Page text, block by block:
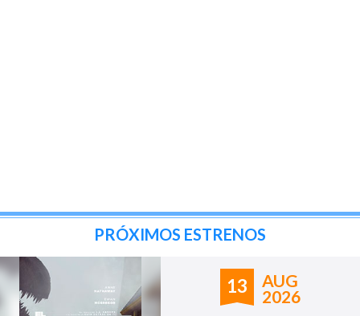
PRÓXIMOS ESTRENOS
13
AUG
2026